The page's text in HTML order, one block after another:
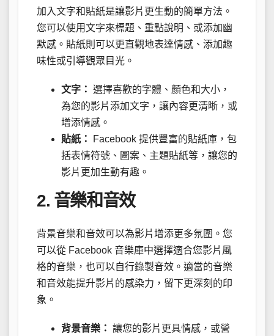
加入文字和貼紙是讓影片更生動的簡單方法。
您可以使用文字來標題、重點說明、或添加幽
默感。貼紙則可以更直觀地表達情感、添加趣
味性或引導觀眾目光。
文字： 選擇喜歡的字體、顏色和大小，
為您的影片添加文字，讓內容更清晰，或
增添情感。
貼紙：
Facebook 提供豐富的貼紙庫，包
括表情符號、圖案、主題貼紙等，讓您的
影片更加生動有趣。
2. 音樂和音效
背景音樂和音效可以為影片增添更多氛圍。您
可以從 Facebook 音樂庫中選擇適合您影片風
格的音樂，也可以自行錄製音效。適當的音樂
和音效能提升影片的感染力，留下更深刻的印
象。
背景音樂： 讓您的影片更具情感，或營